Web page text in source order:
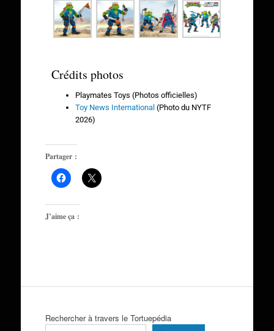
Crédits photos
Playmates Toys (Photos officielles)
Toy News International(Photo du NYTF
2026)
Partager :
J’aime ça :
Rechercher à travers le Tortuepédia